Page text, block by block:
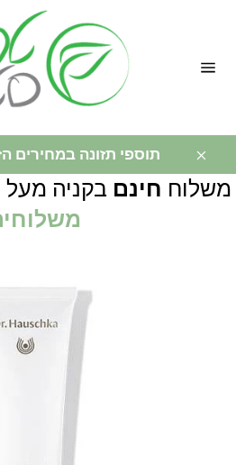
תוספי תזונה במחירים
משלוח חינם בקניה מעל 299 ש"ח I